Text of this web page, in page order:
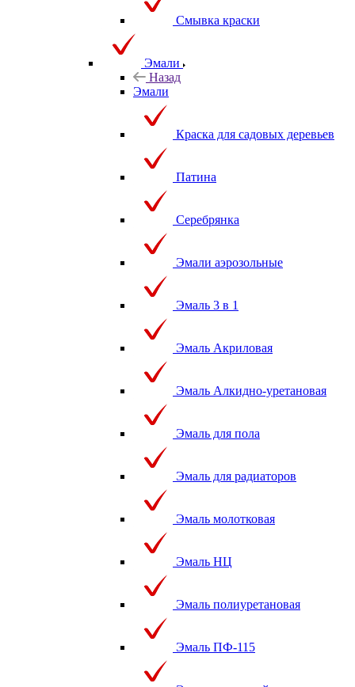
Смывка краски
Эмали
Назад
Эмали
Краска для садовых деревьев
Патина
Серебрянка
Эмали аэрозольные
Эмаль 3 в 1
Эмаль Акриловая
Эмаль Алкидно-уретановая
Эмаль для пола
Эмаль для радиаторов
Эмаль молотковая
Эмаль НЦ
Эмаль полиуретановая
Эмаль ПФ-115